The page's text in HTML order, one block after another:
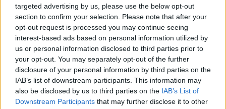
targeted advertising by us, please use the below opt-out
section to confirm your selection. Please note that after your
opt-out request is processed you may continue seeing
interest-based ads based on personal information utilized by
us or personal information disclosed to third parties prior to
your opt-out. You may separately opt-out of the further
disclosure of your personal information by third parties on the
IAB’s list of downstream participants. This information may
also be disclosed by us to third parties on the IAB’s List of
Downstream Participants that may further disclose it to other
įregistruoto partijos pirmininko tokio siūlymo,
neeilinis suvažiavimas turėtų būti šaukiamas
ne mažiau kaip ketvirtadalio visų partijos
narių iniciatyva.
Teisingumo ministerija atsisako patvirtinti
pateiktus politinių partijų dokumentus tik